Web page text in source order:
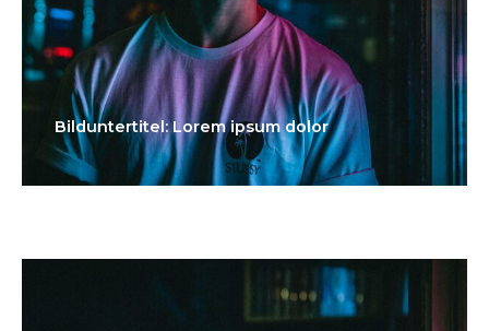
Bilduntertitel: Lorem ipsum dolor